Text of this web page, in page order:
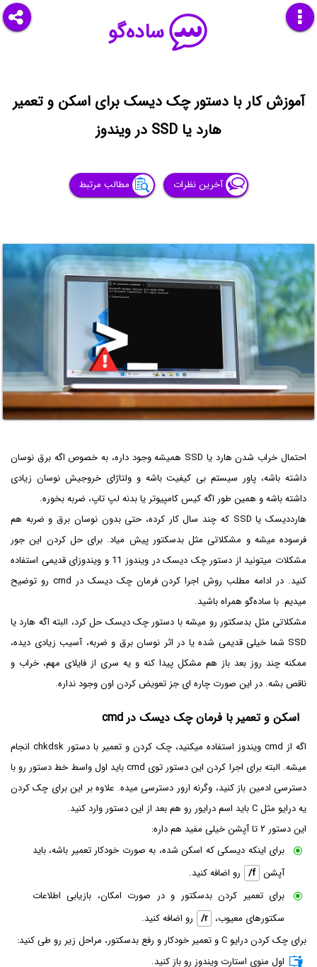
ساده‌گو
آموزش کار با دستور چک دیسک برای اسکن و تعمیر
هارد یا SSD در ویندوز
آخرین نظرات مطالب مرتبط
احتمال خراب شدن هارد یا SSD همیشه وجود داره، به خصوص اگه برق نوسان
داشته باشه، پاور سیستم بی کیفیت باشه و ولتاژای خروجیش نوسان زیادی
داشته باشه و همین طور اگه کیس کامپیوتر یا بدنه لپ تاپ، ضربه بخوره.
هارددیسک یا SSD که چند سال کار کرده، حتی بدون نوسان برق و ضربه هم
فرسوده میشه و مشکلاتی مثل بدسکتور پیش میاد. برای حل کردن این جور
مشکلات میتونید از دستور چک دیسک در ویندوز 11 و ویندوزای قدیمی استفاده
کنید. در ادامه مطلب روش اجرا کردن فرمان چک دیسک در cmd رو توضیح
میدیم. با ساده‌گو همراه باشید.
مشکلاتی مثل بدسکتور رو میشه با دستور چک دیسک حل کرد، البته اگه هارد یا
SSD شما خیلی قدیمی شده یا در اثر نوسان برق و ضربه، آسیب زیادی دیده،
ممکنه چند روز بعد باز هم مشکل پیدا کنه و یه سری از فایلای مهم، خراب و
ناقص بشه. در این صورت چاره ای جز تعویض کردن اون وجود نداره.
اسکن و تعمیر با فرمان چک دیسک در cmd
اگه از cmd ویندوز استفاده میکنید، چک کردن و تعمیر با دستور chkdsk انجام
میشه. البته برای اجرا کردن این دستور توی cmd باید اول واسط خط دستور رو با
دسترسی ادمین باز کنید، وگرنه ارور دسترسی میده. علاوه بر این برای چک کردن
یه درایو مثل C باید اسم درایور رو هم بعد از این دستور وارد کنید.
این دستور ۲ تا آپشن خیلی مفید هم داره:
برای اینکه دیسکی که اسکن شده، به صورت خودکار تعمیر باشه، باید
آپشن /f رو اضافه کنید.
برای تعمیر کردن بدسکتور و در صورت امکان، بازیابی اطلاعات
سکتورهای معیوب، /r رو اضافه کنید.
برای چک کردن درایو C و تعمیر خودکار و رفع بدسکتور، مراحل زیر رو طی کنید:
اول منوی استارت ویندوز رو باز کنید.